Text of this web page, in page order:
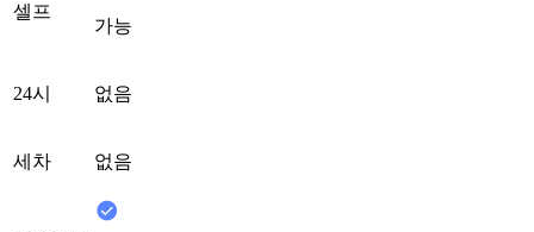
셀프
가능
24시 없음
세차 없음